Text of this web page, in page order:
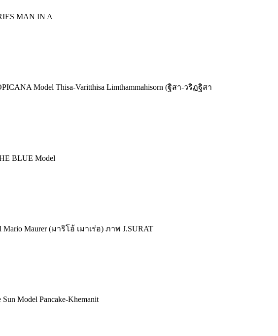
MAN IN A
Model Thisa-Varitthisa Limthammahisorn (ฐิสา-วริฏฐิสา
BLUE Model
Maurer (มาริโอ้ เมาเร่อ) ภาพ J.SURAT
Model Pancake-Khemanit